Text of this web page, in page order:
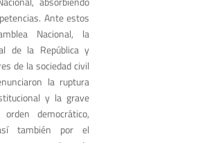
Ante estos
Nacional, la
de la República y
de la sociedad civil
la ruptura
y la grave
democrático,
también por el